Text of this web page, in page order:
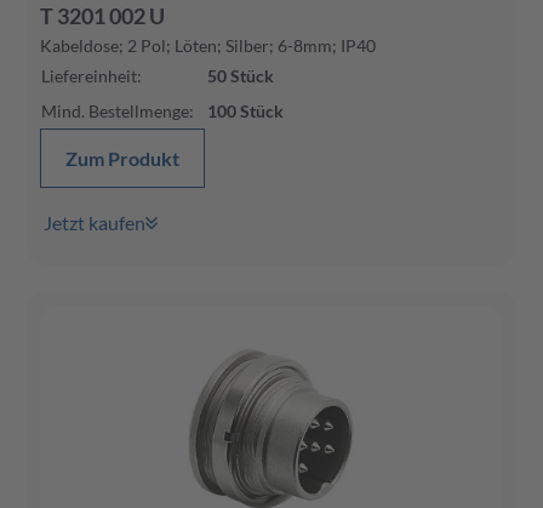
T 3201 002 U
Kabeldose; 2 Pol; Löten; Silber; 6-8mm; IP40
Liefereinheit: 50Stück
Mind. Bestellmenge: 100Stück
Zum Produkt
Jetzt kaufen